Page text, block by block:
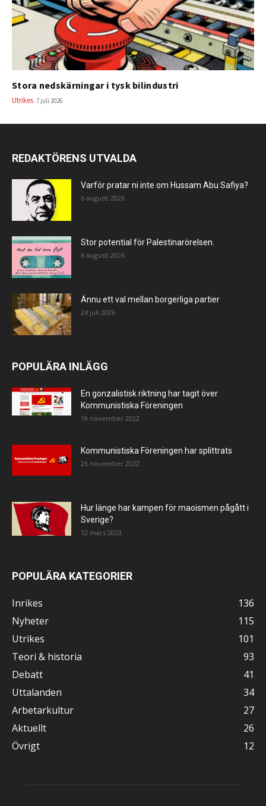
Stora nedskärningar i tysk bilindustri
Utrikes 7 juli 2026
REDAKTÖRENS UTVALDA
Varför pratar ni inte om Hussam Abu Safiya?
6 augusti 2026
Stor potential för Palestinarörelsen.
6 augusti 2026
Ännu ett val mellan borgerliga partier
24 juli 2026
POPULÄRA INLÄGG
En gonzalistisk riktning har tagit över
Kommunistiska Föreningen
19 november 2022
Kommunistiska Föreningen har splittrats
26 november 2022
Hur länge har kampen för maoismen pågått i
Sverige?
12 mars 2023
POPULÄRA KATEGORIER
Inrikes
136
Nyheter
115
Utrikes
101
Teori & historia
93
Debatt
41
Uttalanden
34
Arbetarkultur
27
Aktuellt
26
Övrigt
12